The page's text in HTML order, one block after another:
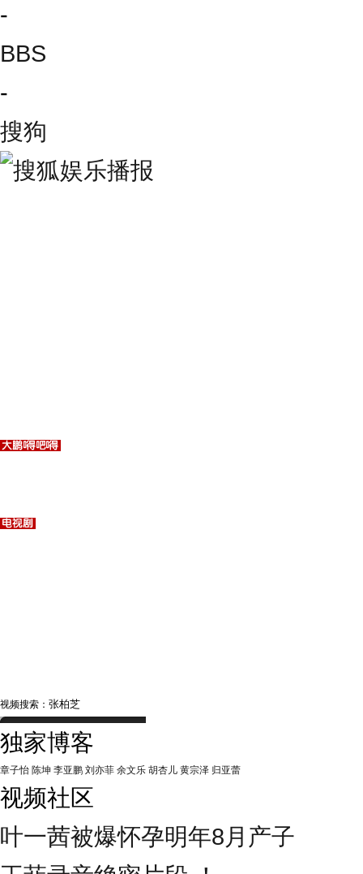
-
BBS
-
搜狗
视频搜索：
独家博客
章子怡 陈坤 李亚鹏 刘亦菲 余文乐 胡杏儿 黄宗泽 归亚蕾
视频社区
叶一茜被爆怀孕明年8月产子